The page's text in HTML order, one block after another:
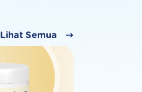
Lihat Semua